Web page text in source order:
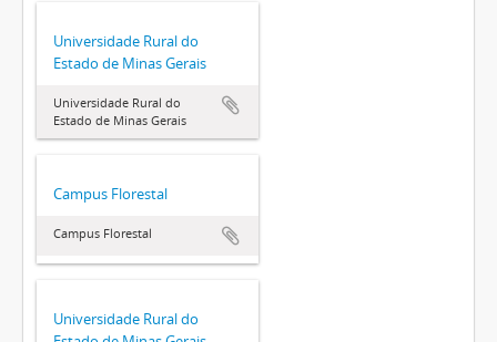
Universidade Rural do
Estado de Minas Gerais
Universidade Rural do
Estado de Minas Gerais
Campus Florestal
Campus Florestal
Universidade Rural do